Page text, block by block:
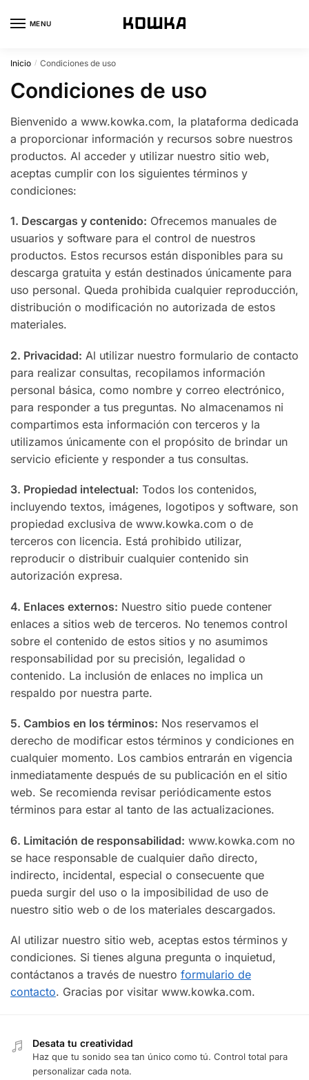
MENU
Inicio / Condiciones de uso
Condiciones de uso
Bienvenido a www.kowka.com, la plataforma dedicada
a proporcionar información y recursos sobre nuestros
productos. Al acceder y utilizar nuestro sitio web,
aceptas cumplir con los siguientes términos y
condiciones:
1. Descargas y contenido: Ofrecemos manuales de
usuarios y software para el control de nuestros
productos. Estos recursos están disponibles para su
descarga gratuita y están destinados únicamente para
uso personal. Queda prohibida cualquier reproducción,
distribución o modificación no autorizada de estos
materiales.
2. Privacidad: Al utilizar nuestro formulario de contacto
para realizar consultas, recopilamos información
personal básica, como nombre y correo electrónico,
para responder a tus preguntas. No almacenamos ni
compartimos esta información con terceros y la
utilizamos únicamente con el propósito de brindar un
servicio eficiente y responder a tus consultas.
3. Propiedad intelectual: Todos los contenidos,
incluyendo textos, imágenes, logotipos y software, son
propiedad exclusiva de www.kowka.com o de
terceros con licencia. Está prohibido utilizar,
reproducir o distribuir cualquier contenido sin
autorización expresa.
4. Enlaces externos: Nuestro sitio puede contener
enlaces a sitios web de terceros. No tenemos control
sobre el contenido de estos sitios y no asumimos
responsabilidad por su precisión, legalidad o
contenido. La inclusión de enlaces no implica un
respaldo por nuestra parte.
5. Cambios en los términos: Nos reservamos el
derecho de modificar estos términos y condiciones en
cualquier momento. Los cambios entrarán en vigencia
inmediatamente después de su publicación en el sitio
web. Se recomienda revisar periódicamente estos
términos para estar al tanto de las actualizaciones.
6. Limitación de responsabilidad: www.kowka.com no
se hace responsable de cualquier daño directo,
indirecto, incidental, especial o consecuente que
pueda surgir del uso o la imposibilidad de uso de
nuestro sitio web o de los materiales descargados.
Al utilizar nuestro sitio web, aceptas estos términos y
condiciones. Si tienes alguna pregunta o inquietud,
contáctanos a través de nuestro formulario de
contacto. Gracias por visitar www.kowka.com.
Desata tu creatividad
Haz que tu sonido sea tan único como tú. Control total para
personalizar cada nota.